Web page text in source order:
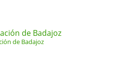
de Badajoz
de Badajoz